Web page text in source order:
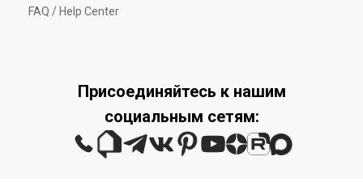
FAQ / Help Center
Присоединяйтесь к нашим
социальным сетям: